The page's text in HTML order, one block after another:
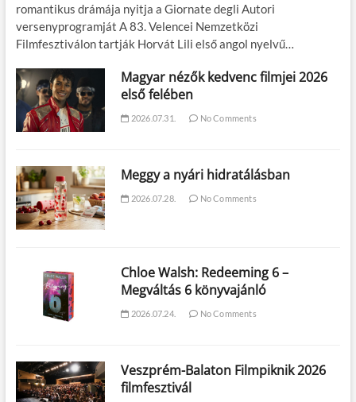
romantikus drámája nyitja a Giornate degli Autori
versenyprogramját A 83. Velencei Nemzetközi
Filmfesztiválon tartják Horvát Lili első angol nyelvű…
Magyar nézők kedvenc filmjei 2026
első felében
2026.07.31. No Comments
Meggy a nyári hidratálásban
2026.07.28. No Comments
Chloe Walsh: Redeeming 6 –
Megváltás 6 könyvajánló
2026.07.24. No Comments
Veszprém-Balaton Filmpiknik 2026
filmfesztivál